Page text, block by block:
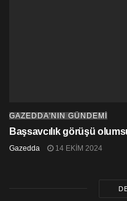
GAZEDDA'NIN GÜNDEMİ
Başsavcılık görüşü
Gazedda 14 EKIM 2024